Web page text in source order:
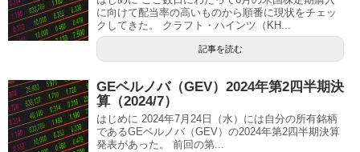
に向けて配当率の高いものから順番に現状をチェッ
クしてきた。 クラフト・ハインツ（KH...
記事を読む
GEベルノバ（GEV）2024年第2四半期決
算（2024/7）
はじめに 2024年7月24日（水）には自分の所有銘柄
であるGEベルノバ（GEV）の2024年第2四半期決算
発表があった。 前回の第...